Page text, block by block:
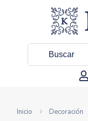
Inicio Decoración